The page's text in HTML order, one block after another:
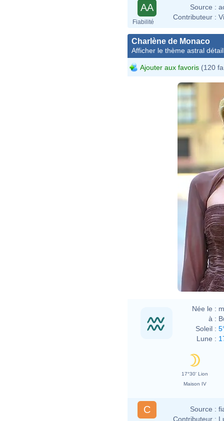
AA
Fiabilité
Source :
Contributeur :
Charlène de Monaco
Afficher le thème astral
Ajouter aux favoris (120
Née le :
à :
Soleil :
Lune :
17°30' Lion
Maison IV
C Source :
Contributeur :